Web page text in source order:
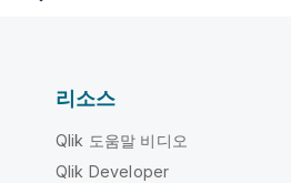
리소스
Qlik 도움말 비디오
Qlik Developer